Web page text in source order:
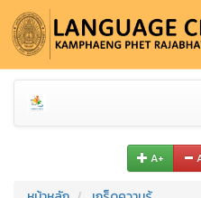
A+